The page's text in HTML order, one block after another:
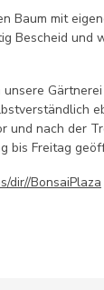
Baum mit
Bescheid und
und nach der
bis Freitag
dir//BonsaiPlaza